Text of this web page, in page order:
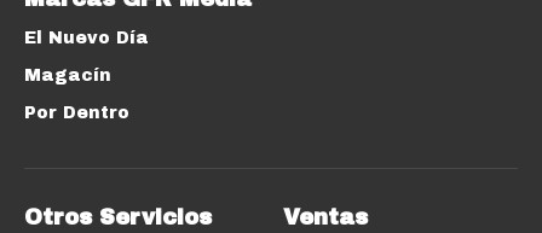
El Nuevo Día
Magacín
Por Dentro
Otros Servicios Ventas